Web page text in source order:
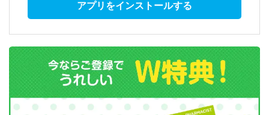
アプリをインストールする